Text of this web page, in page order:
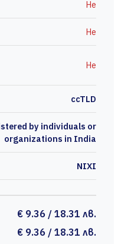
Не
Не
Не
ccTLD
by individuals or
organizations in India
NIXI
€ 9.36 / 18.31 лв.
€ 9.36 / 18.31 лв.